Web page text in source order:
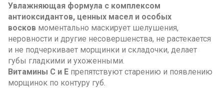
Увлажняющая формула с комплексом
антиоксидантов, ценных масел и особых
восков моментально маскирует шелушения,
неровности и другие несовершенства, не растекается
и не подчеркивает морщинки и складочки, делает
губы гладкими и ухоженными.
Витамины С и Е препятствуют старению и появлению
морщинок по контуру губ.